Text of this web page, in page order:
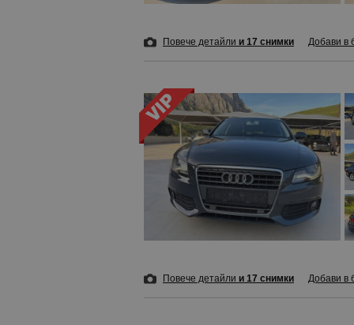
Повече детайли и 17 снимки Добави в
Повече детайли и 17 снимки Добави в